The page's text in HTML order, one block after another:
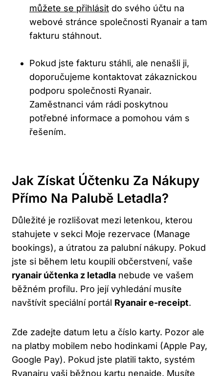
můžete se přihlásit do svého účtu na
webové stránce společnosti Ryanair a tam
fakturu stáhnout.
Pokud jste fakturu stáhli, ale nenašli ji,
doporučujeme kontaktovat zákaznickou
podporu společnosti Ryanair.
Zaměstnanci vám rádi poskytnou
potřebné informace a pomohou vám s
řešením.
Jak Získat Účtenku Za Nákupy
Přímo Na Palubě Letadla?
Důležité je rozlišovat mezi letenkou, kterou
stahujete v sekci Moje rezervace (Manage
bookings), a útratou za palubní nákupy. Pokud
jste si během letu koupili občerstvení, vaše
ryanair účtenka z letadla nebude ve vašem
běžném profilu. Pro její vyhledání musíte
navštívit speciální portál Ryanair e-receipt.
Zde zadejte datum letu a číslo karty. Pozor ale
na platby mobilem nebo hodinkami (Apple Pay,
Google Pay). Pokud jste platili takto, systém
Ryanairu vaši běžnou kartu nenajde. Musíte